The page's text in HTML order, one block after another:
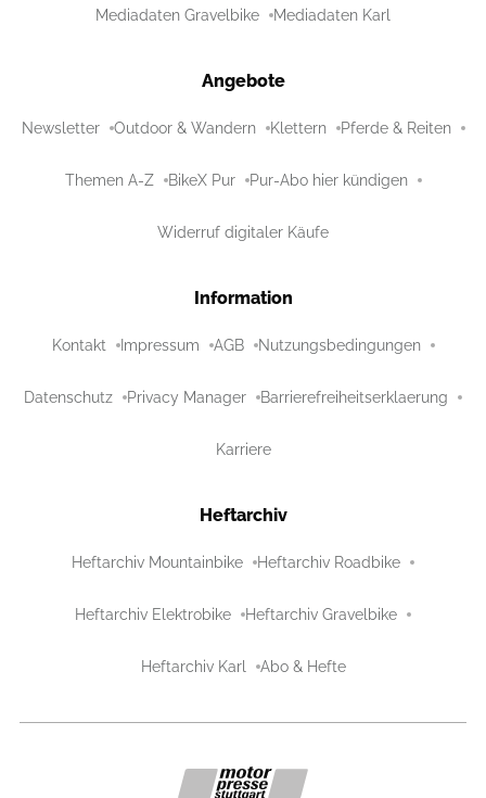
Mediadaten Gravelbike Mediadaten Karl
Angebote
Newsletter Outdoor & Wandern Klettern Pferde & Reiten
Themen A-Z BikeX Pur Pur-Abo hier kündigen
Widerruf digitaler Käufe
Information
Kontakt Impressum AGB Nutzungsbedingungen
Datenschutz Privacy Manager Barrierefreiheitserklaerung
Karriere
Heftarchiv
Heftarchiv Mountainbike Heftarchiv Roadbike
Heftarchiv Elektrobike Heftarchiv Gravelbike
Heftarchiv Karl Abo & Hefte